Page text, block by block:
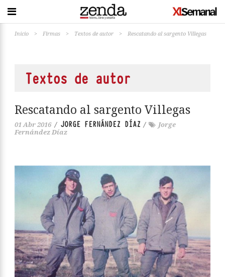
Inicio > Firmas > Textos de autor > Rescatando al sargento Villegas
Textos de autor
Rescatando al sargento Villegas
01 Abr 2016 / JORGE FERNÁNDEZ DÍAZ /
Jorge
Fernández Díaz